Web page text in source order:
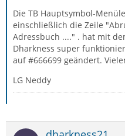
Die TB Hauptsymbol-
einschließlich die Zeile
Adressbuch ...." . hat mit
Dharkness super
auf #666699 geändert.
LG Neddy